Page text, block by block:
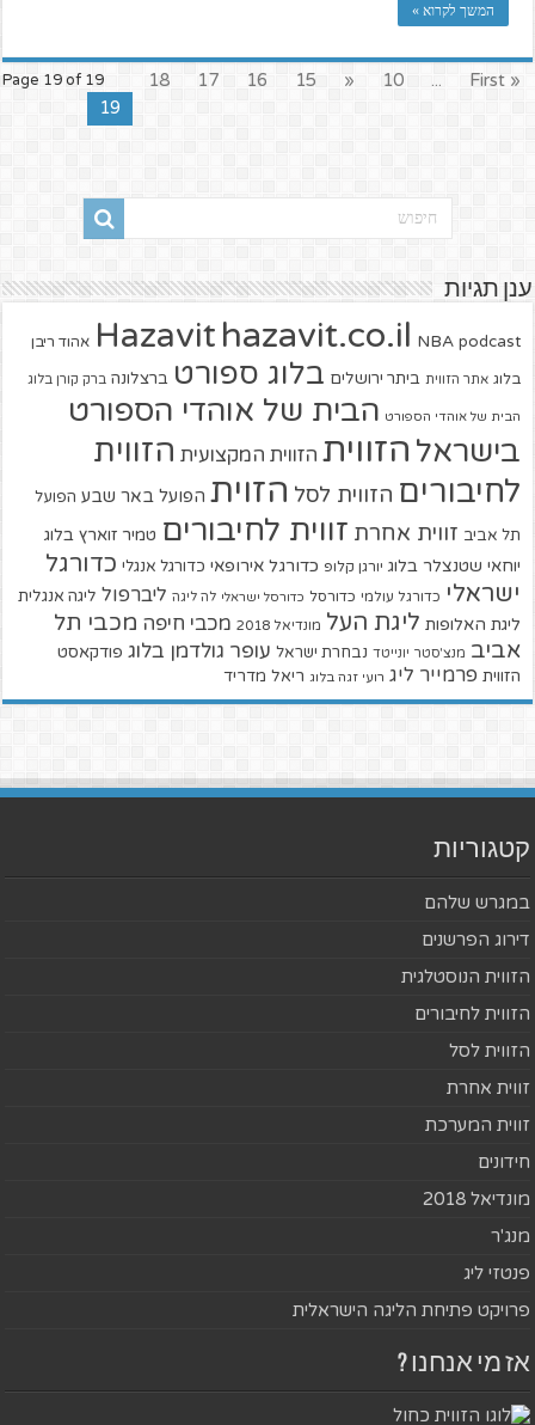
המשך לקרוא »
Page 19 of 19 « First
...
10
«
15
16
17
18
19
ענן תגיות
Hazavit hazavit.co.il NBA podcast אהוד ריבן
בלוג אתר הזווית ביתר ירושלים בלוג ספורט ברצלונה ברק קורן בלוג
הבית של אוהדי הספורט הבית של אוהדי הספורט
בישראל הזווית הזווית המקצועית הזווית
לחיבורים הזווית לסל הזוית הפועל באר שבע הפועל
תל אביב זווית אחרת זווית לחיבורים טמיר זוארץ בלוג
יוחאי שטנצלר בלוג יורגן קלופ כדורגל אירופאי כדורגל אנגלי כדורגל
ישראלי כדורגל עולמי כדורסל כדורסל ישראלי לה ליגה ליברפול ליגה אנגלית
ליגת האלופות ליגת העל מונדיאל 2018 מכבי חיפה מכבי תל
אביב מנצ'סטר יונייטד נבחרת ישראל עופר גולדמן בלוג פודקאסט
הזווית פרמייר ליג רועי זגה בלוג ריאל מדריד
קטגוריות
במגרש שלהם
דירוג הפרשנים
הזווית הנוסטלגית
הזווית לחיבורים
הזווית לסל
זווית אחרת
זווית המערכת
חידונים
מונדיאל 2018
מנג'ר
פנטזי ליג
פרויקט פתיחת הליגה הישראלית
אז מי אנחנו ?